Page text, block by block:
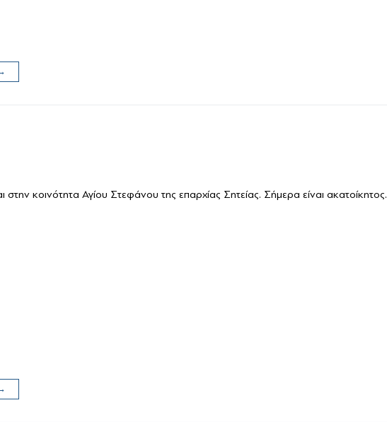
στην κοινότητα Αγίου Στεφάνου της επαρχίας Σητείας. Σήμερα είναι ακατοίκητος.